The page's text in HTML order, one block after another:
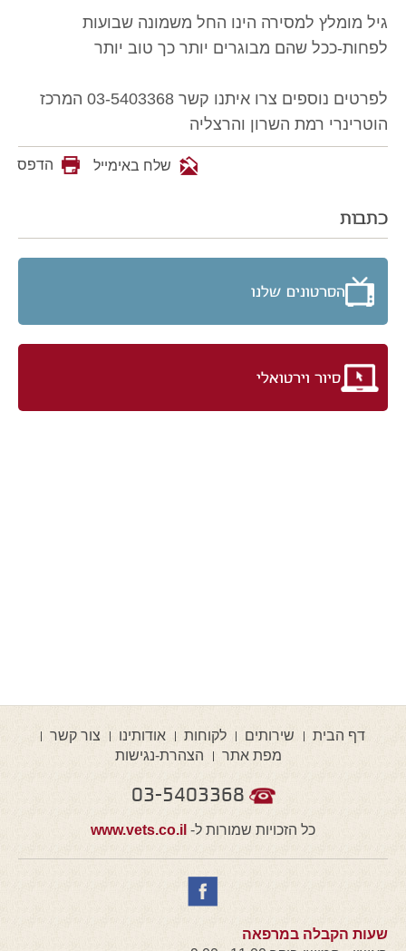
כתבות
הסרטונים שלנו
סיור וירטואלי
גיל מומלץ למסירה הינו החל משמונה שבועות
לפחות-ככל שהם מבוגרים יותר כך טוב יותר
לפרטים נוספים צרו איתנו קשר 03-5403368 המרכז
הוטרינרי רמת השרון והרצליה
שלח באימייל הדפס
דף הבית שירותים לקוחות אודותינו
צור קשר
מפת אתר
הצהרת-נגישות
03-5403368
כל הזכויות שמורות ל- www.vets.co.il
שעות הקבלה במרפאה